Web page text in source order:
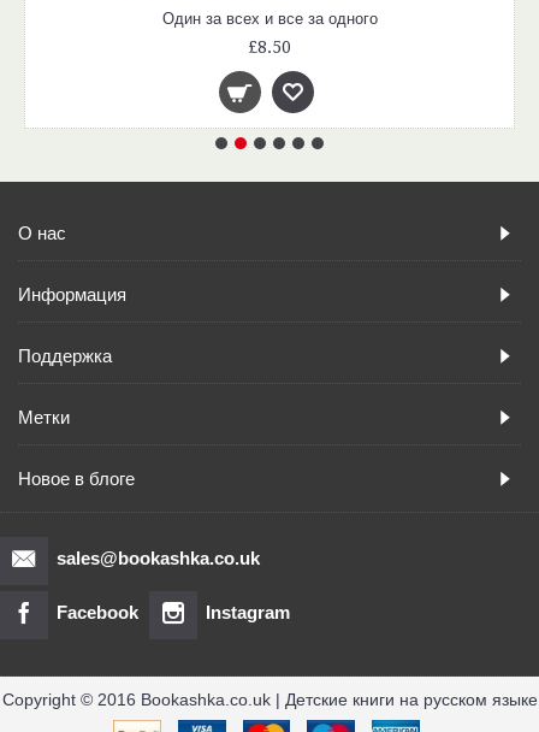
Один за всех и все за одного
£8.50
О нас
Информация
Поддержка
Метки
Новое в блоге
sales@bookashka.co.uk
Facebook Instagram
Copyright © 2016 Bookashka.co.uk | Детские книги на русском языке